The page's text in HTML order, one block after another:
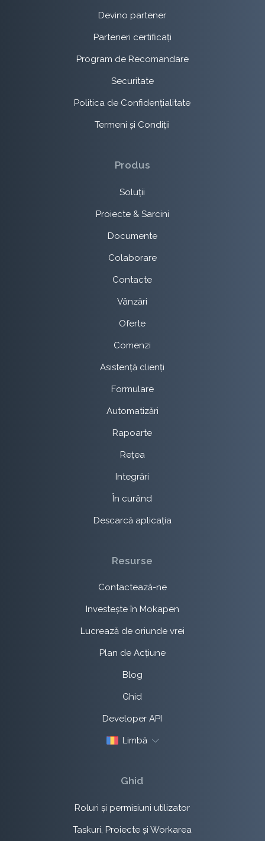
Devino partener
Parteneri certificați
Program de Recomandare
Securitate
Politica de Confidențialitate
Termeni și Condiții
Produs
Soluții
Proiecte & Sarcini
Documente
Colaborare
Contacte
Vânzări
Oferte
Comenzi
Asistență clienți
Formulare
Automatizări
Rapoarte
Rețea
Integrări
În curând
Descarcă aplicația
Resurse
Contactează-ne
Investește în Mokapen
Lucrează de oriunde vrei
Plan de Acțiune
Blog
Ghid
Developer API
Limbă
Ghid
Roluri și permisiuni utilizator
Taskuri, Proiecte și Workarea